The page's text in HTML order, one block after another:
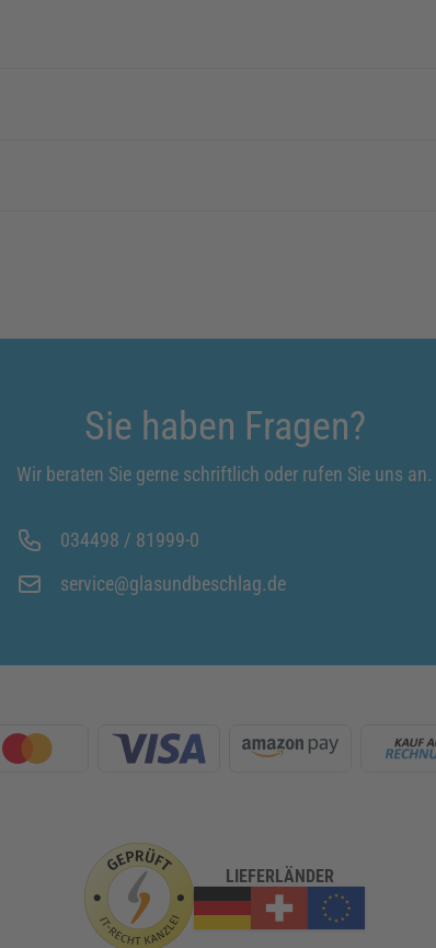
Sie haben Fragen?
Wir beraten Sie gerne schriftlich oder rufen Sie uns an.
034498 / 81999-0
service@glasundbeschlag.de
LIEFERLÄNDER